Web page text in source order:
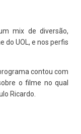
mix de diversão,
do UOL, e nos perfis
contou com
o filme no qual
Ricardo.